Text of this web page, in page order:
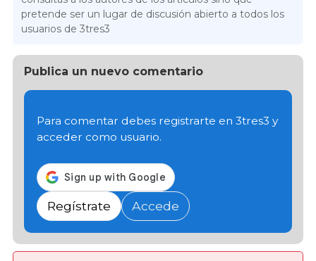
pretende ser un lugar de discusión abierto a todos los
usuarios de 3tres3
Publica un nuevo comentario
Para comentar debes registrarte en 3tres3 y
acceder como usuario.
Regístrate Accede